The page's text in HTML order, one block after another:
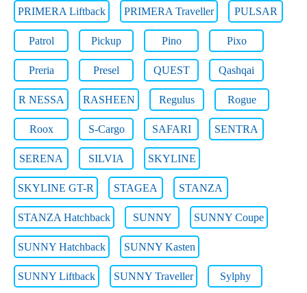
PRIMERA Liftback PRIMERA Traveller PULSAR
Patrol Pickup Pino Pixo
Preria Presel QUEST Qashqai
R NESSA RASHEEN Regulus Rogue
Roox S-Cargo SAFARI SENTRA
SERENA SILVIA SKYLINE
SKYLINE GT-R STAGEA STANZA
STANZA Hatchback SUNNY SUNNY Coupe
SUNNY Hatchback SUNNY Kasten
SUNNY Liftback SUNNY Traveller Sylphy